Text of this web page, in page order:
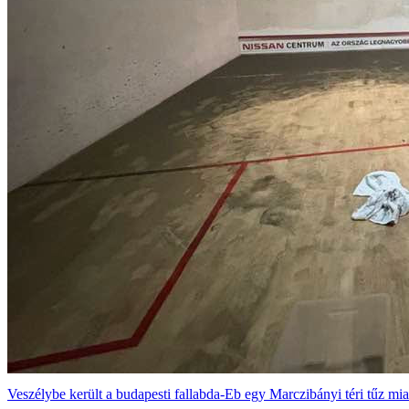
Veszélybe került a budapesti fallabda-Eb egy Marczibányi téri tűz